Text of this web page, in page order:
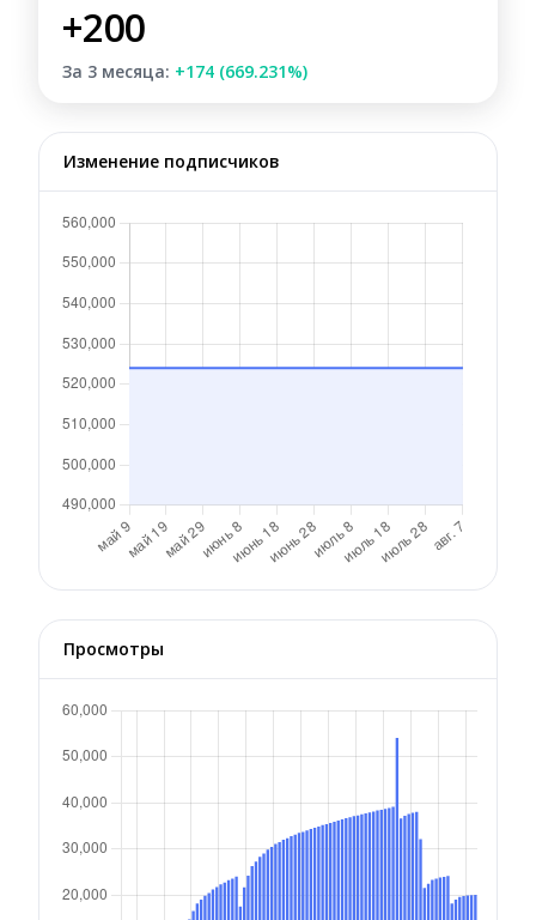
+200
За 3 месяца: +174 (669.231%)
Изменение подписчиков
Просмотры